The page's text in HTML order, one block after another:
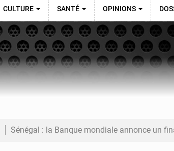
CULTURE SANTÉ OPINIONS
Sénégal : la Banque mondiale annonce un financement de 340 milliards FCFA pour soutenir